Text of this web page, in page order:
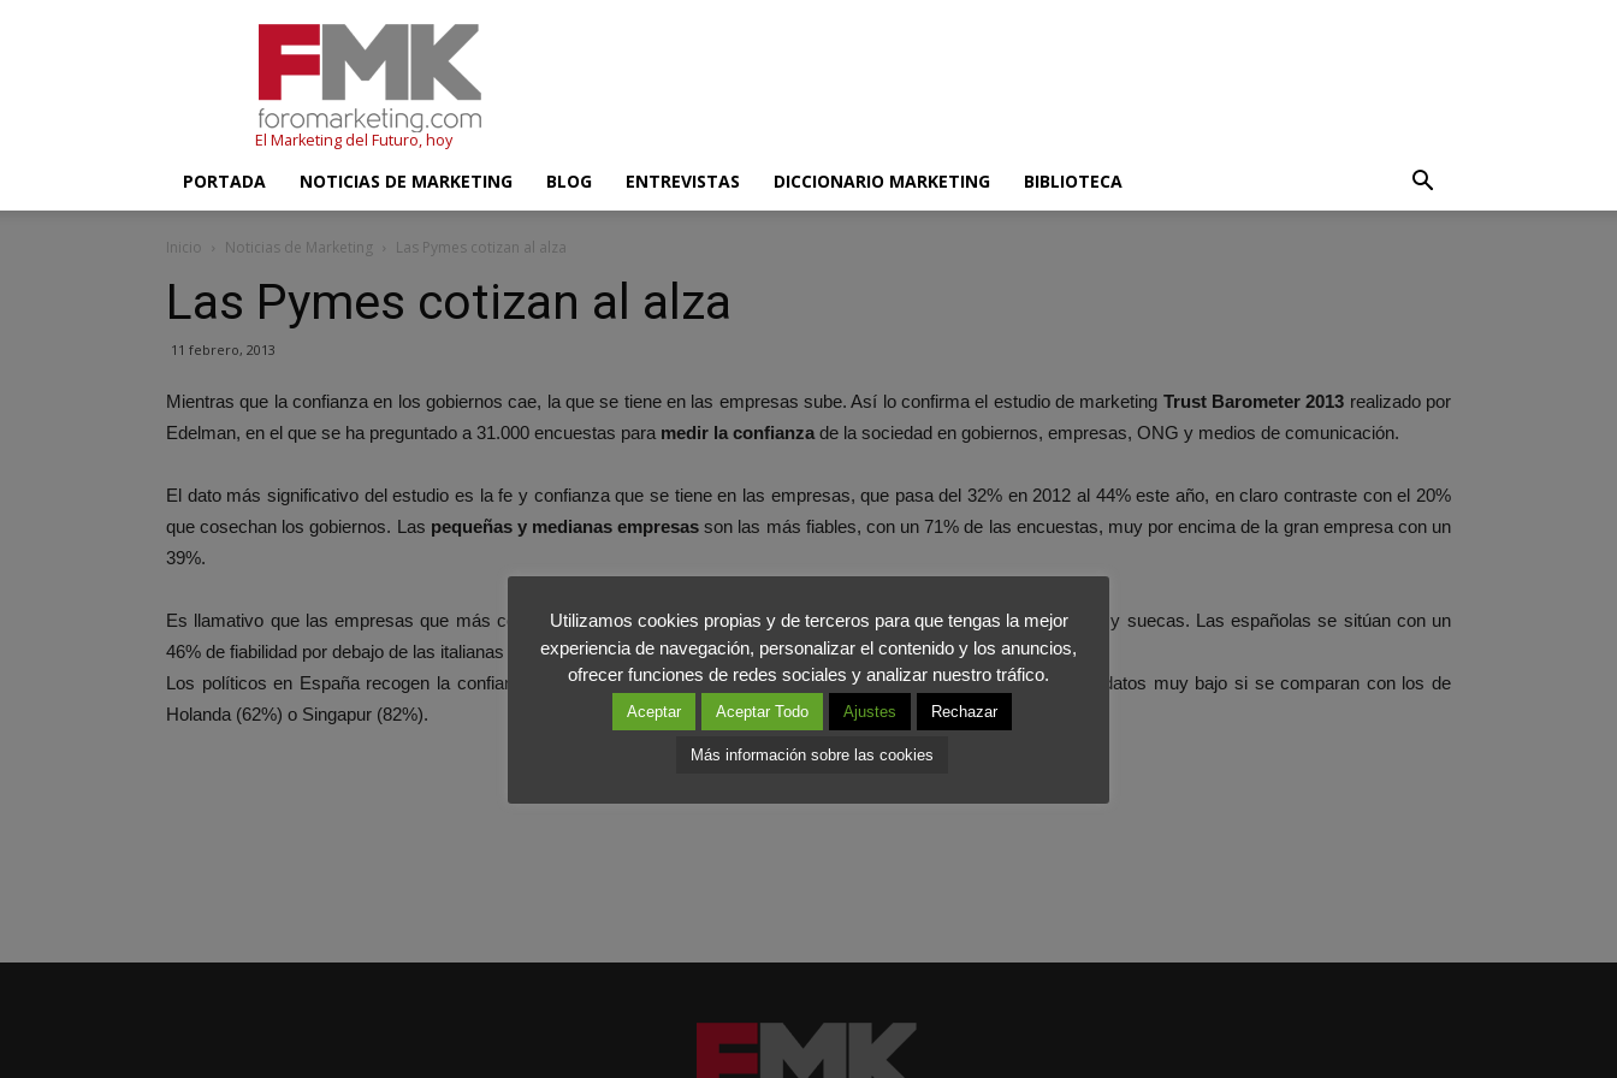
El Marketing del Futuro, hoy
PORTADA NOTICIAS DE MARKETING BLOG ENTREVISTAS DICCIONARIO MARKETING BIBLIOTECA
Inicio Noticias de Marketing Las Pymes cotizan al alza
Las Pymes cotizan al alza
11 febrero, 2013
Mientras que la confianza en los gobiernos cae, la que se tiene en las empresas sube. Así lo confirma el estudio de marketing Trust Barometer 2013 realizado por
Edelman, en el que se ha preguntado a 31.000 encuestas para medir la confianza de la sociedad en gobiernos, empresas, ONG y medios de comunicación.
El dato más significativo del estudio es la fe y confianza que se tiene en las empresas, que pasa del 32% en 2012 al 44% este año, en claro contraste con el 20%
que cosechan los gobiernos. Las pequeñas y medianas empresas son las más fiables, con un 71% de las encuestas, muy por encima de la gran empresa con un
39%.
Es llamativo que las empresas que más confianza despiertan son las canadienses (76%), seguidas de las alemanas y suecas. Las españolas se sitúan con un
46% de fiabilidad por debajo de las italianas (48%) y por delante de las de Brasil (41%) y Rusia (36%).
Los políticos en España recogen la confianza de solo el 20%, un porcentaje semejante al de Argentina (19%), unos datos muy bajo si se comparan con los de
Holanda (62%) o Singapur (82%).
Utilizamos cookies propias y de terceros para que tengas la mejor
experiencia de navegación, personalizar el contenido y los anuncios,
ofrecer funciones de redes sociales y analizar nuestro tráfico.
Aceptar Aceptar Todo Ajustes Rechazar
Más información sobre las cookies